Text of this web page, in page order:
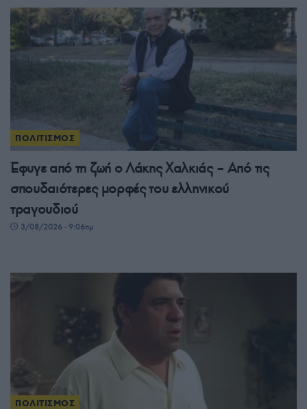
ΠΟΛΙΤΙΣΜΟΣ
Έφυγε από τη ζωή ο Λάκης Χαλκιάς – Από τις
σπουδαιότερες μορφές του ελληνικού
τραγουδιού
3/08/2026 - 9:06πμ
ΠΟΛΙΤΙΣΜΟΣ